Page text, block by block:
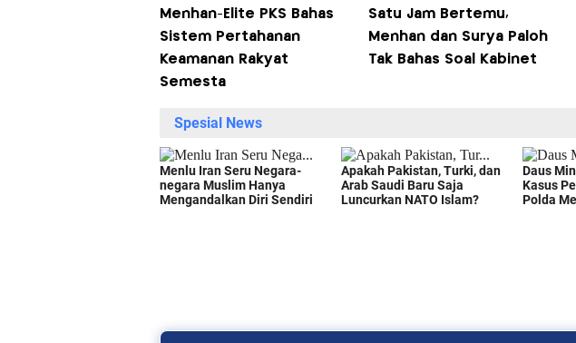
Menhan-Elite PKS Bahas
Sistem Pertahanan
Keamanan Rakyat
Semesta
Satu Jam Bertemu,
Menhan dan Surya Paloh
Tak Bahas Soal Kabinet